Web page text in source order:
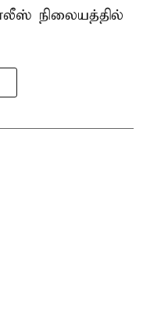
நிலையத்தில்